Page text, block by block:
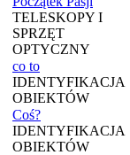
TELESKOPY I
SPRZĘT
OPTYCZNY
co to
IDENTYFIKACJA
OBIEKTÓW
Coś?
IDENTYFIKACJA
OBIEKTÓW